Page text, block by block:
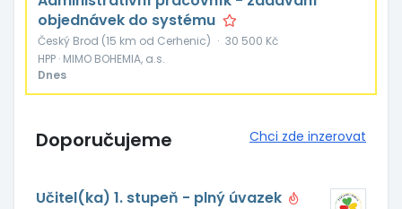
objednávek do systému
Český Brod (15 km od Cerhenic) · 30 500 Kč
HPP · MIMO BOHEMIA, a.s.
Dnes
Doporučujeme Chci zde inzerovat
Učitel(ka) 1. stupeň - plný úvazek